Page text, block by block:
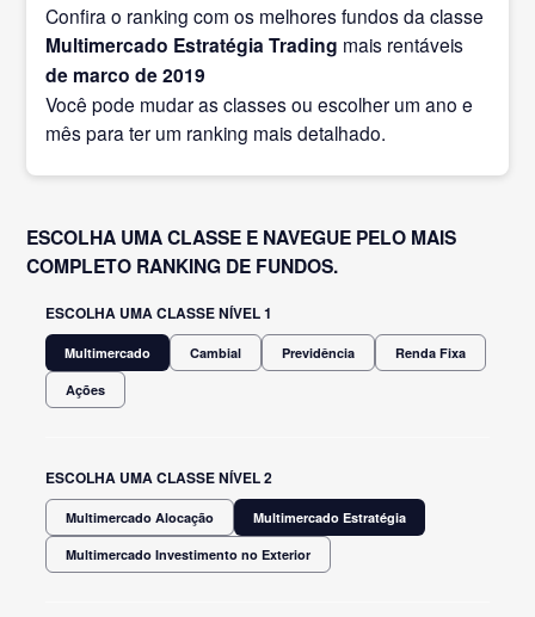
Confira o ranking com os melhores fundos da classe
Multimercado Estratégia Trading mais rentáveis
de marco de 2019
Você pode mudar as classes ou escolher um ano e
mês para ter um ranking mais detalhado.
ESCOLHA UMA CLASSE E NAVEGUE PELO MAIS
COMPLETO RANKING DE FUNDOS.
ESCOLHA UMA CLASSE NÍVEL 1
Multimercado Cambial Previdência Renda Fixa
Ações
ESCOLHA UMA CLASSE NÍVEL 2
Multimercado Alocação Multimercado Estratégia
Multimercado Investimento no Exterior